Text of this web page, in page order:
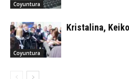
Coyuntura
Coyuntura
Kristalina,